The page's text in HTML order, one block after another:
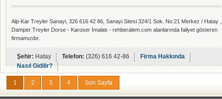
Alp-Kar Treyler Sanayi, 326 616 42 86, Sanayi Sitesi 324/1 Sok. No:21 Merkez / Hatay ,
Damper Treyler Dorse - Karoser İmalatı - rehberalem.com alanlarında faliyet gösteren
firmamızdır.
Şehir:Hatay Telefon:(326) 616 42-86
Firma Hakkında
Nasıl Gidilir?
1 2 3 4 Son Sayfa